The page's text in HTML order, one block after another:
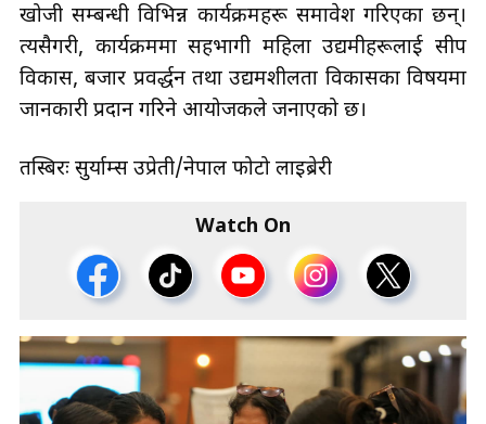
खोजी सम्बन्धी विभिन्न कार्यक्रमहरू समावेश गरिएका छन्।
त्यसैगरी, कार्यक्रममा सहभागी महिला उद्यमीहरूलाई सीप
विकास, बजार प्रवर्द्धन तथा उद्यमशीलता विकासका विषयमा
जानकारी प्रदान गरिने आयोजकले जनाएको छ।
तस्बिरः सुर्याम्स उप्रेती/नेपाल फोटो लाइब्रेरी
Watch On